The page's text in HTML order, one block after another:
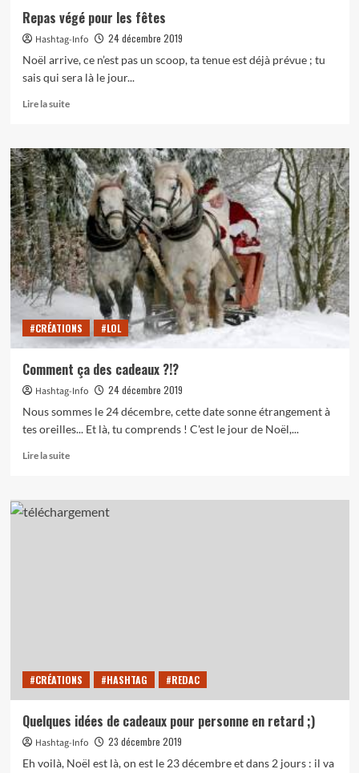
Repas végé pour les fêtes
Hashtag-Info
24 décembre 2019
Noël arrive, ce n’est pas un scoop, ta tenue est déjà prévue ; tu
sais qui sera là le jour...
Lire la suiteEn
sur
Repas
végé
pour
les
fêtes
#CRÉATIONS #LOL
Comment ça des cadeaux ?!?
Hashtag-Info
24 décembre 2019
Nous sommes le 24 décembre, cette date sonne étrangement à
tes oreilles... Et là, tu comprends ! C'est le jour de Noël,...
Lire la suiteEn
sur
Comment
#CRÉATIONS #HASHTAG #REDAC
Quelques idées de cadeaux pour personne en retard ;)
Hashtag-Info
23 décembre 2019
Eh voilà, Noël est là, on est le 23 décembre et dans 2 jours : il va